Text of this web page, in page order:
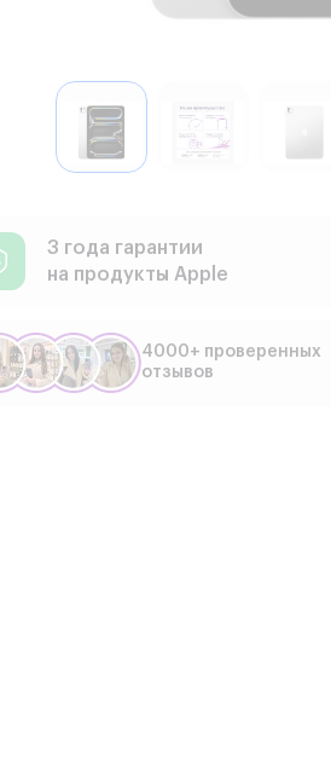
3 года гарантии
на продукты Apple
4000+ проверенных
отзывов